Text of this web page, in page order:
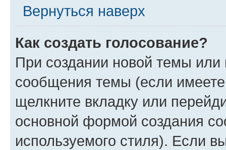
Вернуться наверх
Как создать голосование?
При создании новой темы или
сообщения темы (если
щелкните вкладку или
основной формой создания
используемого стиля). Если